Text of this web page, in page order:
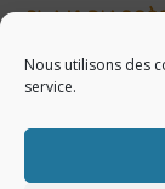
Nous utilisons des
service.
PLAN